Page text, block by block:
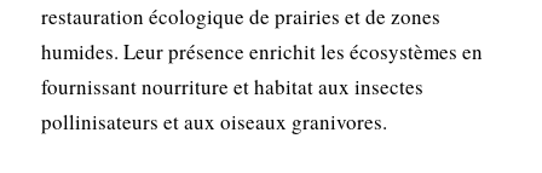
restauration écologique de prairies et de zones
humides. Leur présence enrichit les écosystèmes en
fournissant nourriture et habitat aux insectes
pollinisateurs et aux oiseaux granivores.